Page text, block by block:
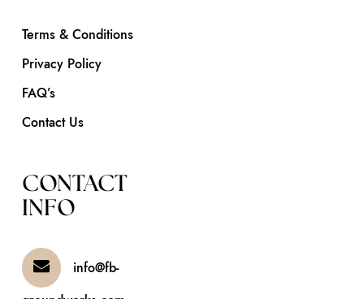
Terms & Conditions
Privacy Policy
FAQ’s
Contact Us
CONTACT
INFO
info@fb-